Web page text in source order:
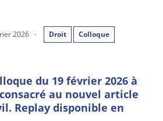
2026 - Droit Colloque
du 19 février 2026 à
au nouvel article
Replay disponible en